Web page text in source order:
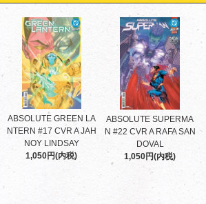
ABSOLUTE GREEN LA
NTERN #17 CVR A JAH
NOY LINDSAY
1,050円(内税)
ABSOLUTE SUPERMA
N #22 CVR A RAFA SAN
DOVAL
1,050円(内税)